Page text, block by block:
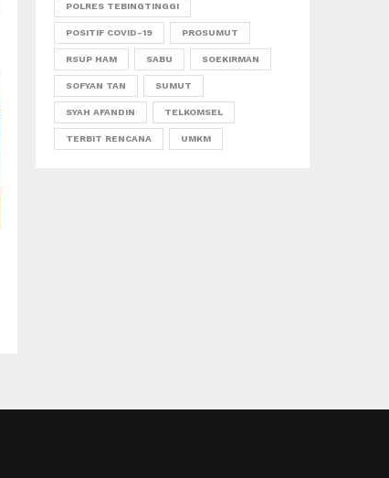
POLRES TEBINGTINGGI
POSITIF COVID-19 PROSUMUT
RSUP HAM SABU SOEKIRMAN
SOFYAN TAN SUMUT
SYAH AFANDIN TELKOMSEL
TERBIT RENCANA UMKM